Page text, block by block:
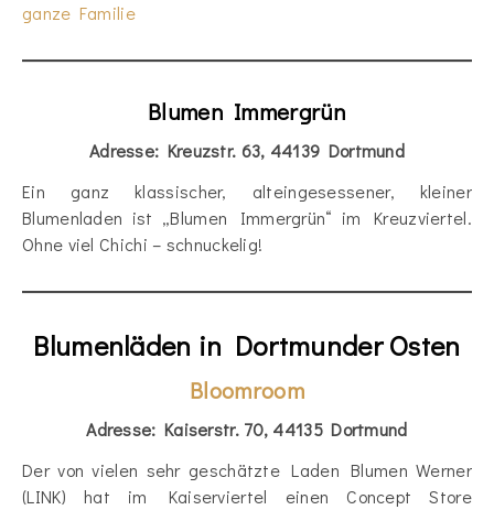
ganze Familie
Blumen Immergrün
Adresse: Kreuzstr. 63, 44139 Dortmund
Ein ganz klassischer, alteingesessener, kleiner
Blumenladen ist „Blumen Immergrün“ im Kreuzviertel.
Ohne viel Chichi – schnuckelig!
Blumenläden in Dortmunder Osten
Bloomroom
Adresse: Kaiserstr. 70, 44135 Dortmund
Der von vielen sehr geschätzte Laden Blumen Werner
(LINK) hat im Kaiserviertel einen Concept Store